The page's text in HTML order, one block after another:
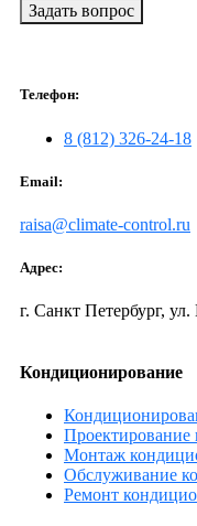
Задать вопрос
Телефон:
8 (812) 326-24-18
Email:
raisa@climate-control.ru
Адрес:
г. Санкт Петербург,
Кондиционирование
Проектирование
Монтаж
Обслуживание
Ремонт